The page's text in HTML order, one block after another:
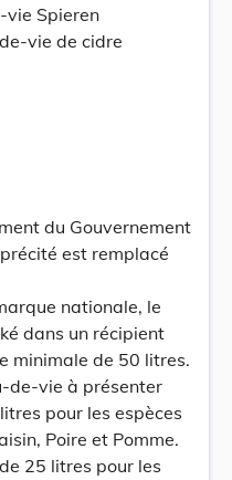
vie Spieren
vie de cidre
du Gouvernement
est remplacé
nationale, le
dans un récipient
minimale de 50 litres.
de-vie à présenter
pour les espèces
Poire et Pomme.
25 litres pour les